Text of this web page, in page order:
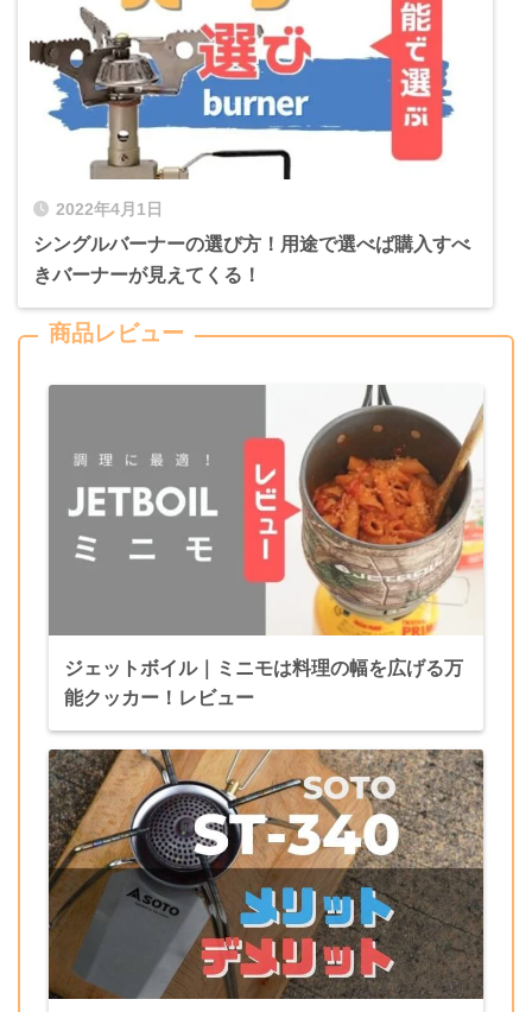
2022年4月1日
シングルバーナーの選び方！用途で選べば購入すべ
きバーナーが見えてくる！
商品レビュー
ジェットボイル｜ミニモは料理の幅を広げる万
能クッカー！レビュー